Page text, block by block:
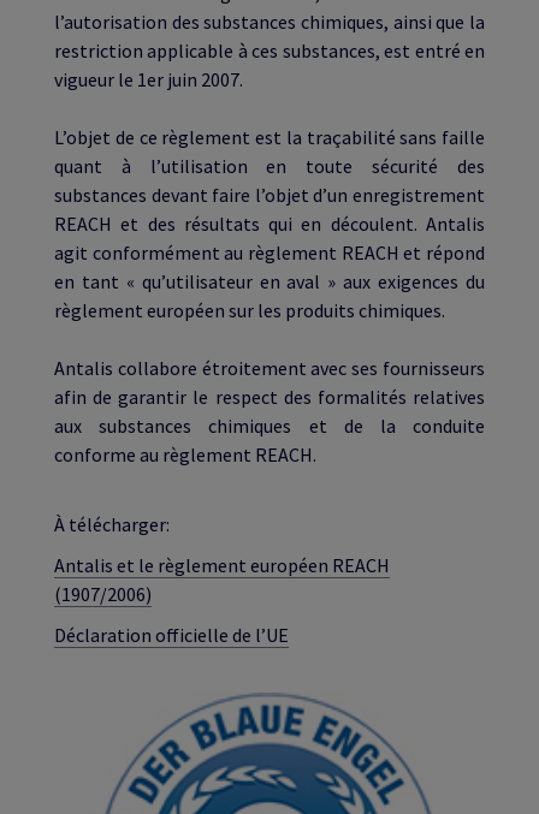
l’autorisation des substances chimiques, ainsi que la
restriction applicable à ces substances, est entré en
vigueur le 1er juin 2007.
L’objet de ce règlement est la traçabilité sans faille
quant à l’utilisation en toute sécurité des
substances devant faire l’objet d’un enregistrement
REACH et des résultats qui en découlent. Antalis
agit conformément au règlement REACH et répond
en tant « qu’utilisateur en aval » aux exigences du
règlement européen sur les produits chimiques.
Antalis collabore étroitement avec ses fournisseurs
afin de garantir le respect des formalités relatives
aux substances chimiques et de la conduite
conforme au règlement REACH.
À télécharger:
Antalis et le règlement européen REACH
(1907/2006)
Déclaration officielle de l’UE